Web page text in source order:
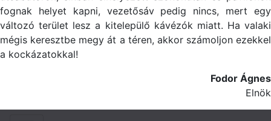
fognak helyet kapni, vezetősáv pedig nincs, mert egy
változó terület lesz a kitelepülő kávézók miatt. Ha valaki
mégis keresztbe megy át a téren, akkor számoljon ezekkel
a kockázatokkal!
Fodor Ágnes
Elnök